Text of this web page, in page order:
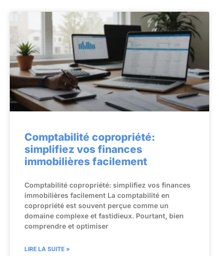
Comptabilité copropriété:
simplifiez vos finances
immobilières facilement
Comptabilité copropriété: simplifiez vos finances
immobilières facilement La comptabilité en
copropriété est souvent perçue comme un
domaine complexe et fastidieux. Pourtant, bien
comprendre et optimiser
LIRE LA SUITE »